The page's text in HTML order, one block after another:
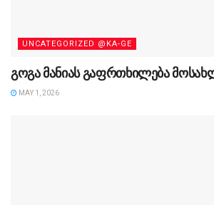
UNCATEGORIZED @KA-GE
გოგა მანიას გაფრთხილება
MAY 1, 2026